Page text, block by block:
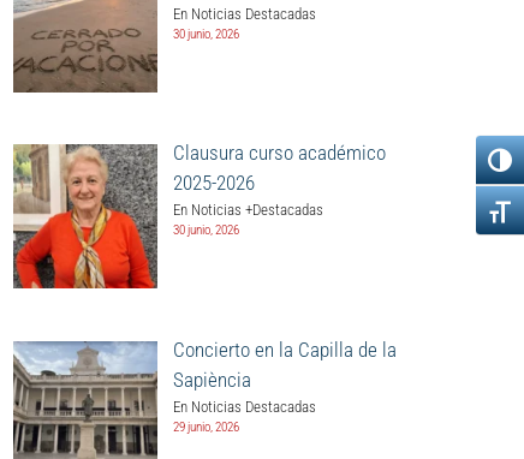
En Noticias Destacadas
30 junio, 2026
Clausura curso académico
2025-2026
En Noticias +Destacadas
30 junio, 2026
Concierto en la Capilla de la
Sapiència
En Noticias Destacadas
29 junio, 2026